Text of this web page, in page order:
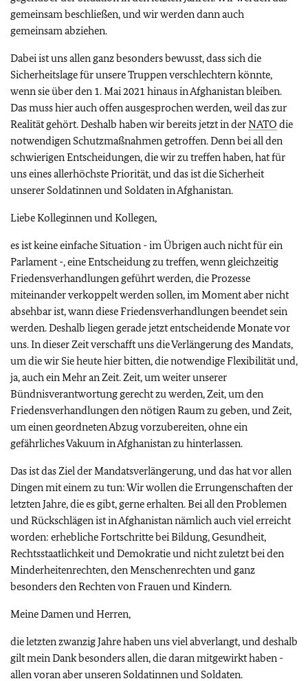
gemeinsam beschließen, und wir werden dann auch
gemeinsam abziehen.
Dabei ist uns allen ganz besonders bewusst, dass sich die
Sicherheitslage für unsere Truppen verschlechtern könnte,
wenn sie über den 1. Mai 2021 hinaus in Afghanistan bleiben.
Das muss hier auch offen ausgesprochen werden, weil das zur
Realität gehört. Deshalb haben wir bereits jetzt in derNATO die
notwendigen Schutzmaßnahmen getroffen. Denn bei all den
schwierigen Entscheidungen, die wir zu treffen haben, hat für
uns eines allerhöchste Priorität, und das ist die Sicherheit
unserer Soldatinnen und Soldaten in Afghanistan.
Liebe Kolleginnen und Kollegen,
es ist keine einfache Situation - im Übrigen auch nicht für ein
Parlament -, eine Entscheidung zu treffen, wenn gleichzeitig
Friedensverhandlungen geführt werden, die Prozesse
miteinander verkoppelt werden sollen, im Moment aber nicht
absehbar ist, wann diese Friedensverhandlungen beendet sein
werden. Deshalb liegen gerade jetzt entscheidende Monate vor
uns. In dieser Zeit verschafft uns die Verlängerung des Mandats,
um die wir Sie heute hier bitten, die notwendige Flexibilität und,
ja, auch ein Mehr an Zeit. Zeit, um weiter unserer
Bündnisverantwortung gerecht zu werden, Zeit, um den
Friedensverhandlungen den nötigen Raum zu geben, und Zeit,
um einen geordneten Abzug vorzubereiten, ohne ein
gefährliches Vakuum in Afghanistan zu hinterlassen.
Das ist das Ziel der Mandatsverlängerung, und das hat vor allen
Dingen mit einem zu tun: Wir wollen die Errungenschaften der
letzten Jahre, die es gibt, gerne erhalten. Bei all den Problemen
und Rückschlägen ist in Afghanistan nämlich auch viel erreicht
worden: erhebliche Fortschritte bei Bildung, Gesundheit,
Rechtsstaatlichkeit und Demokratie und nicht zuletzt bei den
Minderheitenrechten, den Menschenrechten und ganz
besonders den Rechten von Frauen und Kindern.
Meine Damen und Herren,
die letzten zwanzig Jahre haben uns viel abverlangt, und deshalb
gilt mein Dank besonders allen, die daran mitgewirkt haben -
allen voran aber unseren Soldatinnen und Soldaten.